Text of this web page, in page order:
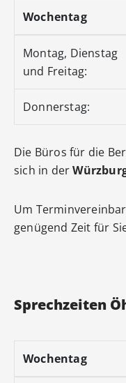
Wochentag
Montag, Dienstag
und Freitag:
Donnerstag:
Die Büros für die
sich in der
Um
genügend Zeit für
Sprechzeiten
Wochentag